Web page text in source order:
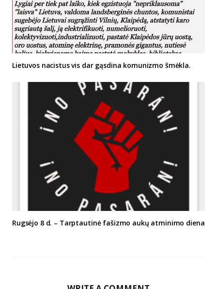
Lietuvos nacistus vis dar gąsdina komunizmo šmėkla.
Rugsėjo 8 d. – Tarptautinė fašizmo aukų atminimo diena